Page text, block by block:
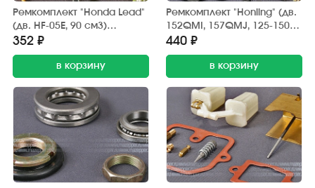
Ремкомплект "Honda Lead"
(дв. HF-05E, 90 см3)
карбюратора (c
поплавком)
352 ₽
в корзину
Ремкомплект "Honling" (дв.
152QMI, 157QMJ, 125-150
см3) карбюратора PD24J с
поплавком (Китай)
440 ₽
в корзину